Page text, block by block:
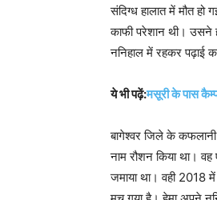
संदिग्ध हालात में मौत
काफी परेशान थी। उसने
ननिहाल में रहकर पढ़ाई
ये भी पढ़ें:मसूरी के पास
बागेश्वर जिले के कफलानी
नाम रौशन किया था।
जमाया था। वही 2018